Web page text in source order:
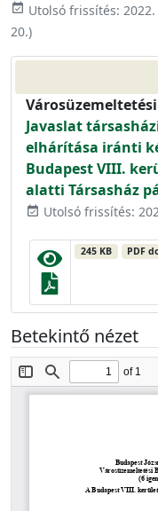
event_available Utolsó frissítés:
20.)
Javaslat
elhárítása iránti
Budapest VIII.
alatti Társasház
event_available Utolsó frissítés:
245 KB PDF
Betekintő nézet